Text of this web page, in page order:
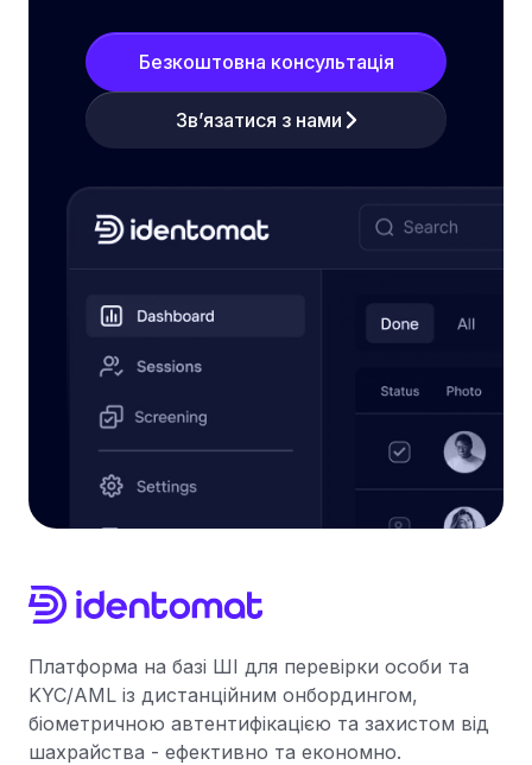
Безкоштовна консультація
Зв’язатися з нами
Платформа на базі ШІ для перевірки особи та
KYC/AML із дистанційним онбордингом,
біометричною автентифікацією та захистом від
шахрайства - ефективно та економно.